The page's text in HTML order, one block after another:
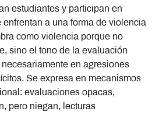
estudiantes y participan en
a una forma de violencia
como violencia porque no
sino el tono de la evaluación
en agresiones
Se expresa en mecanismos
evaluaciones opacas,
pero niegan, lecturas